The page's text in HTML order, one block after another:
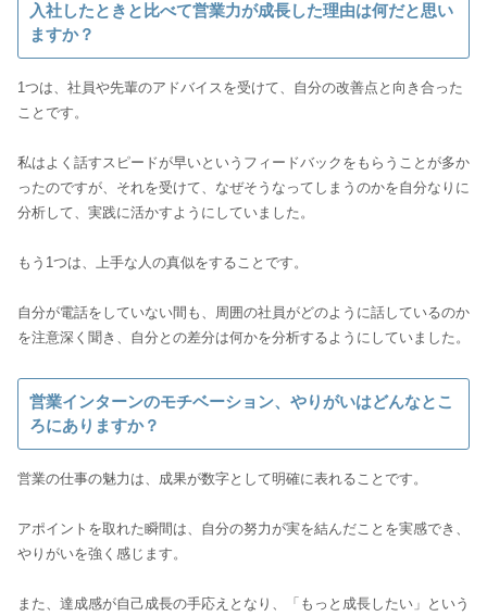
入社したときと比べて営業力が成長した理由は何だと思い
ますか？
1つは、社員や先輩のアドバイスを受けて、自分の改善点と向き合った
ことです。
私はよく話すスピードが早いというフィードバックをもらうことが多か
ったのですが、それを受けて、なぜそうなってしまうのかを自分なりに
分析して、実践に活かすようにしていました。
もう1つは、上手な人の真似をすることです。
自分が電話をしていない間も、周囲の社員がどのように話しているのか
を注意深く聞き、自分との差分は何かを分析するようにしていました。
営業インターンのモチベーション、やりがいはどんなとこ
ろにありますか？
営業の仕事の魅力は、成果が数字として明確に表れることです。
アポイントを取れた瞬間は、自分の努力が実を結んだことを実感でき、
やりがいを強く感じます。
また、達成感が自己成長の手応えとなり、「もっと成長したい」という